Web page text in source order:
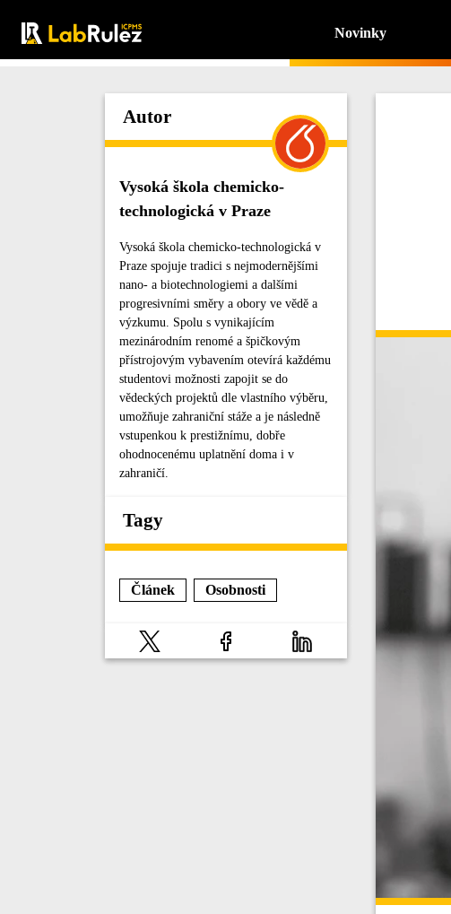
Novinky
Autor
Vysoká škola chemicko-
technologická v Praze
Vysoká škola chemicko-technologická v
Praze spojuje tradici s nejmodernějšími
nano- a biotechnologiemi a dalšími
progresivními směry a obory ve vědě a
výzkumu. Spolu s vynikajícím
mezinárodním renomé a špičkovým
přístrojovým vybavením otevírá každému
studentovi možnosti zapojit se do
vědeckých projektů dle vlastního výběru,
umožňuje zahraniční stáže a je následně
vstupenkou k prestižnímu, dobře
ohodnocenému uplatnění doma i v
zahraničí.
Tagy
Článek Osobnosti